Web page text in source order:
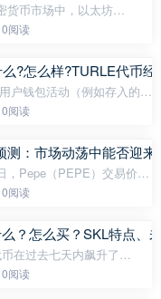
货币市场中，以太坊
韧性。经历了10月初的剧
月11日因市场恐慌一
阅读
?怎么样?TURLE代币
户钱包活动（例如存入的流
交易、通过委托进行的质
W
阅读
测：市场动荡中能否迎
，Pepe（PEPE）交易价格
过去 24 小时内上涨了
历 23.70%
阅读
？怎么买？SKL特点、
在过去七天内飙升了
引起了广泛关注。 SKALE
阅读